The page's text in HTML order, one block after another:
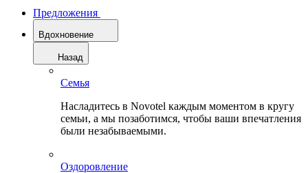
Предложения
Вдохновение
Назад
Семья
Насладитесь в Novotel каждым моментом в кругу
семьи, а мы позаботимся, чтобы ваши впечатления
были незабываемыми.
Оздоровление